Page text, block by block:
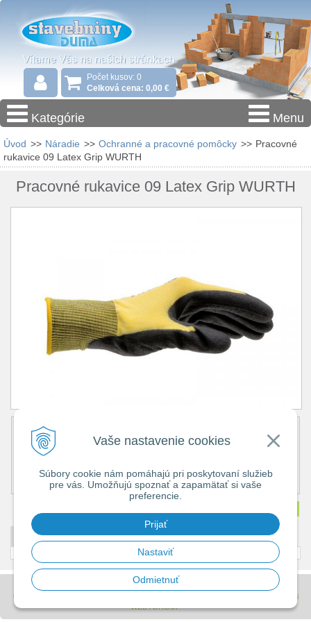
Vaše nastavenie cookies
Súbory cookie nám pomáhajú pri poskytovaní služieb
pre vás. Umožňujú spoznať a zapamätať si vaše
preferencie.
Prijať
Nastaviť
Odmietnuť
Počet kusov: 0
Celková cena: 0,00 €
Kategórie Menu
Úvod >> Náradie >> Ochranné a pracovné pomôcky >> Pracovné
rukavice 09 Latex Grip WURTH
Pracovné rukavice 09 Latex Grip WURTH
Obj. číslo:
Popis:
Cena bez DPH
Cena s DPH
1,98 €
Dostupnosť:
Na objednávku
DETAILNÝ POPIS
© 2026 Stavebniny - DUMA •
spoločnosti
WEBYGROUP